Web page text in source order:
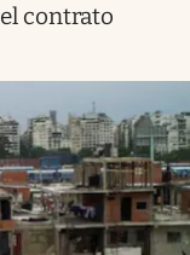
contrato